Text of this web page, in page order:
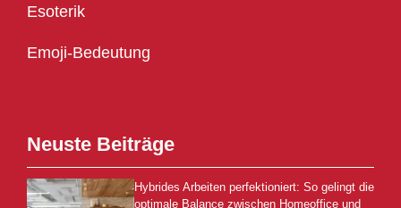
Esoterik
Emoji-Bedeutung
Neuste Beiträge
Hybrides Arbeiten perfektioniert: So gelingt die
optimale Balance zwischen Homeoffice und